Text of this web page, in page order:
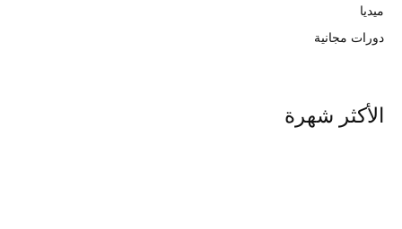
ميديا
دورات مجانية
الأكثر شهرة